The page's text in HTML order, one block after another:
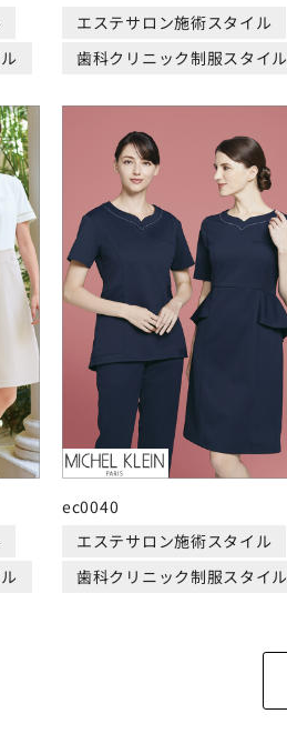
エステサロン施術スタイル
歯科クリニック制服スタイル
ec0040
エステサロン施術スタイル
歯科クリニック制服スタイル